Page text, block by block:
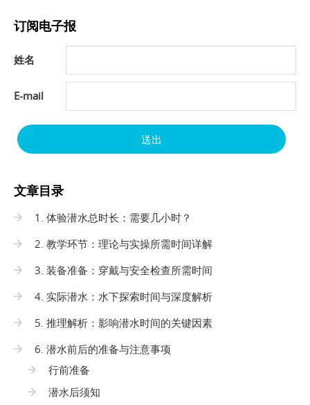
订阅电子报
姓名
E-mail
送出
文章目录
1. 体验潜水总时长：需要几小时？
2. 教学环节：理论与实操所需时间详解
3. 装备准备：穿戴与安全检查所需时间
4. 实际潜水：水下探索时间与深度解析
5. 推理解析：影响潜水时间的关键因素
6. 潜水前后的准备与注意事项
行前准备
潜水后须知